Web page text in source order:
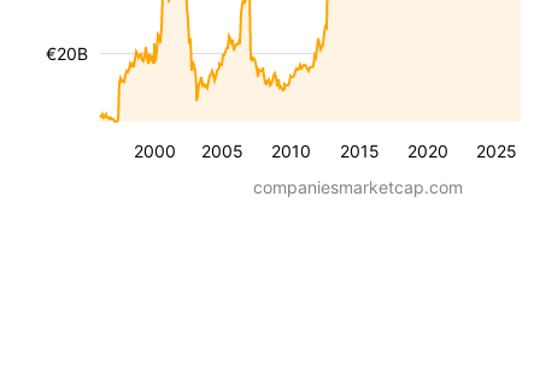
2000 2005 2010 2015 2020 2025
€20B
companiesmarketcap.com